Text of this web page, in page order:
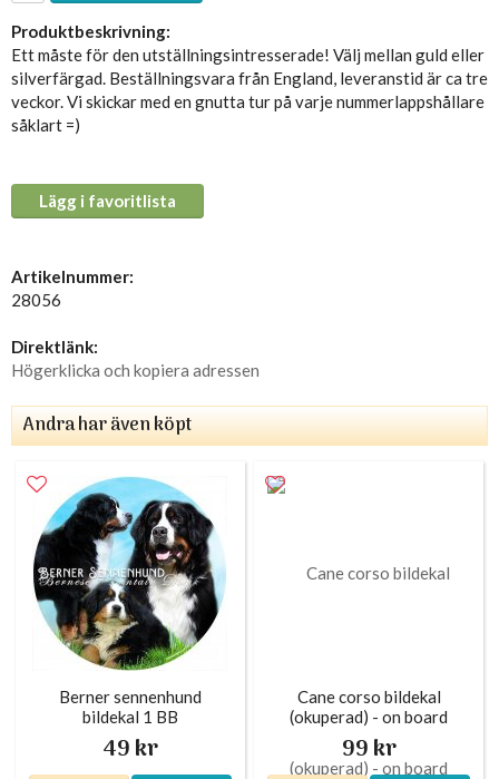
Produktbeskrivning:
Ett måste för den utställningsintresserade! Välj mellan guld eller
silverfärgad. Beställningsvara från England, leveranstid är ca tre
veckor. Vi skickar med en gnutta tur på varje nummerlappshållare
såklart =)
Lägg i favoritlista
Artikelnummer:
28056
Direktlänk:
Högerklicka och kopiera adressen
Andra har även köpt
Berner sennenhund
bildekal 1 BB
49 kr
Cane corso bildekal
(okuperad) - on board
99 kr